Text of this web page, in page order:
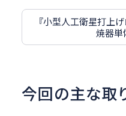
『小型人工衛星打上
焼器
今回の主な取